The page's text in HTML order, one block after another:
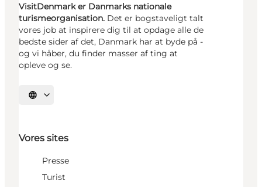
VisitDenmark er Danmarks nationale
turismeorganisation. Det er bogstaveligt talt
vores job at inspirere dig til at opdage alle de
bedste sider af det, Danmark har at byde på -
og vi håber, du finder masser af ting at
opleve og se.
Vælg sprog
Vores sites
Presse
Turist